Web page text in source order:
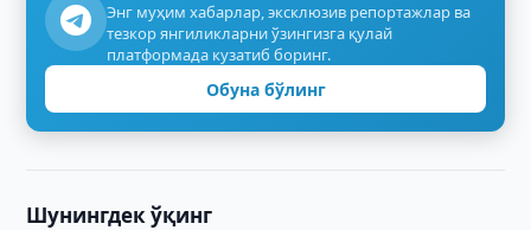
Энг муҳим хабарлар, эксклюзив репортажлар ва
тезкор янгиликларни ўзингизга қулай
платформада кузатиб боринг.
Обуна бўлинг
Шунингдек ўқинг